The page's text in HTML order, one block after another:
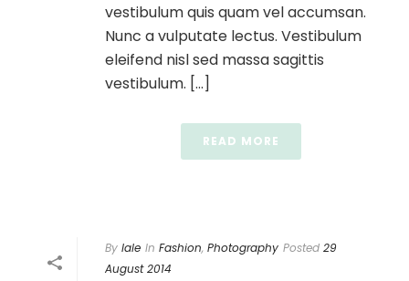
vestibulum quis quam vel accumsan.
Nunc a vulputate lectus. Vestibulum
eleifend nisl sed massa sagittis
vestibulum. [...]
READ MORE
By lale In Fashion, Photography Posted 29
August 2014